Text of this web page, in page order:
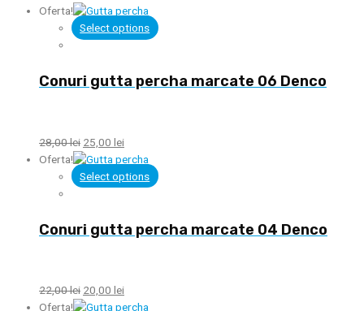
Oferta!
Select options
Conuri gutta percha marcate 06 Denco
28,00lei 25,00 lei
Oferta!
Select options
Conuri gutta percha marcate 04 Denco
22,00lei 20,00 lei
Oferta!